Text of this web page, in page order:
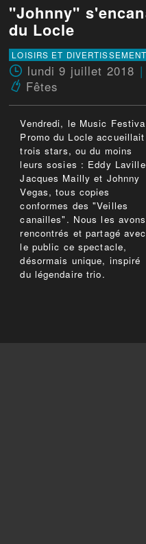
"Johnny"
du Locle
LOISIRS ET
lundi 9 juillet 2018
Fêtes
Vendredi, le Music
Promo du Locle accueillait
trois stars, ou du moins
leurs sosies : Eddy
Jacques Mailly et Johnny
Vegas, tous copies
conformes des "Veilles
canailles". Nous les avons
rencontrés et partagé avec
le public ce spectacle,
désormais unique, inspiré
du légendaire trio.